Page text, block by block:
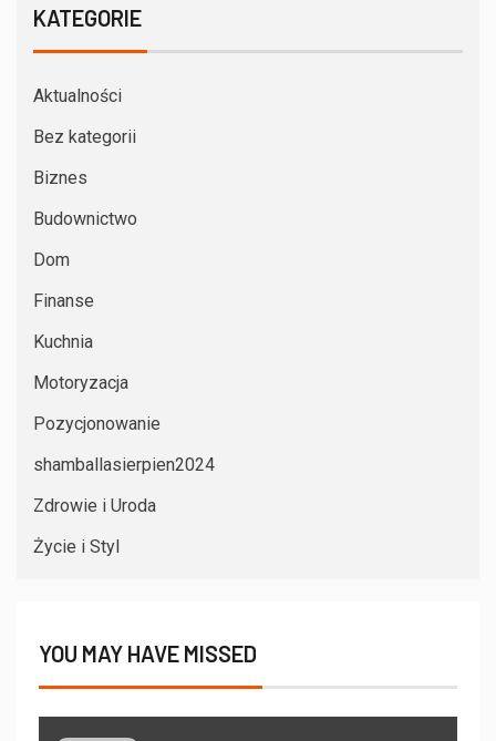
KATEGORIE
Aktualności
Bez kategorii
Biznes
Budownictwo
Dom
Finanse
Kuchnia
Motoryzacja
Pozycjonowanie
shamballasierpien2024
Zdrowie i Uroda
Życie i Styl
YOU MAY HAVE MISSED